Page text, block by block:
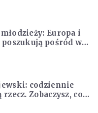
Europa i
poszukują pośród was
codziennie
Zobaczysz, co
twoim życiem